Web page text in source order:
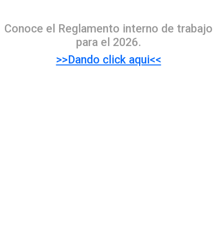
Conoce el Reglamento interno de trabajo
para el 2026.
>>Dando click aqui<<